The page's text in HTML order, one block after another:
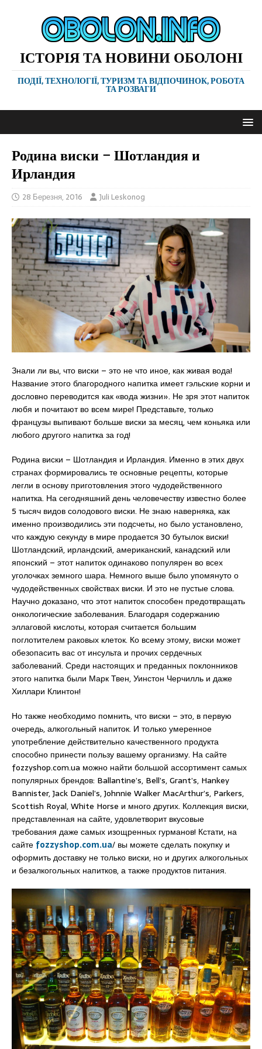
ІСТОРІЯ ТА НОВИНИ ОБОЛОНІ
ПОДІЇ, ТЕХНОЛОГІЇ, ТУРИЗМ ТА ВІДПОЧИНОК, РОБОТА
ТА РОЗВАГИ
Родина виски – Шотландия и
Ирландия
28 Березня, 2016 Juli Leskonog
Знали ли вы, что виски – это не что иное, как живая вода!
Название этого благородного напитка имеет гэльские корни и
дословно переводится как «вода жизни». Не зря этот напиток
любя и почитают во всем мире! Представьте, только
французы выпивают больше виски за месяц, чем коньяка или
любого другого напитка за год!
Родина виски – Шотландия и Ирландия. Именно в этих двух
странах формировались те основные рецепты, которые
легли в основу приготовления этого чудодейственного
напитка. На сегодняшний день человечеству известно более
5 тысяч видов солодового виски. Не знаю наверняка, как
именно производились эти подсчеты, но было установлено,
что каждую секунду в мире продается 30 бутылок виски!
Шотландский, ирландский, американский, канадский или
японский – этот напиток одинаково популярен во всех
уголочках земного шара. Немного выше было упомянуто о
чудодейственных свойствах виски. И это не пустые слова.
Научно доказано, что этот напиток способен предотвращать
онкологические заболевания. Благодаря содержанию
эллаговой кислоты, которая считается большим
поглотителем раковых клеток. Ко всему этому, виски может
обезопасить вас от инсульта и прочих сердечных
заболеваний. Среди настоящих и преданных поклонников
этого напитка были Марк Твен, Уинстон Черчилль и даже
Хиллари Клинтон!
Но также необходимо помнить, что виски – это, в первую
очередь, алкогольный напиток. И только умеренное
употребление действительно качественного продукта
способно принести пользу вашему организму. На сайте
fozzyshop.com.ua можно найти большой ассортимент самых
популярных брендов: Ballantine’s, Bell’s, Grant’s, Hankey
Bannister, Jack Daniel’s, Johnnie Walker MacArthur’s, Parkers,
Scottish Royal, White Horse и много других. Коллекция виски,
представленная на сайте, удовлетворит вкусовые
требования даже самых изощренных гурманов! Кстати, на
сайте fozzyshop.com.ua/ вы можете сделать покупку и
оформить доставку не только виски, но и других алкогольных
и безалкогольных напитков, а также продуктов питания.